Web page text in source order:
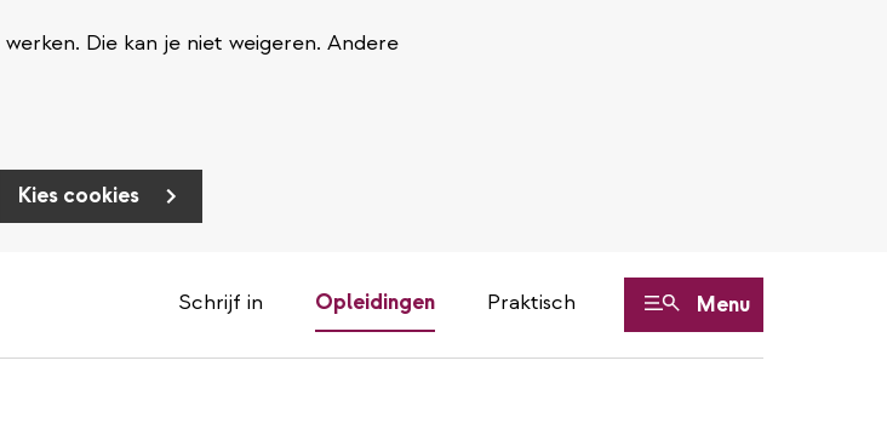
Die kan je niet weigeren. Andere
Kies cookies
Schrijf in Opleidingen Praktisch Menu